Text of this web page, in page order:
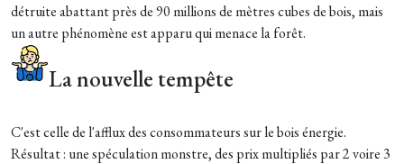
détruite abattant près de 90 millions de mètres cubes de bois, mais
un autre phénomène est apparu qui menace la forêt.
La nouvelle tempête
C'est celle de l'afflux des consommateurs sur le bois énergie.
Résultat : une spéculation monstre, des prix multipliés par 2 voire 3